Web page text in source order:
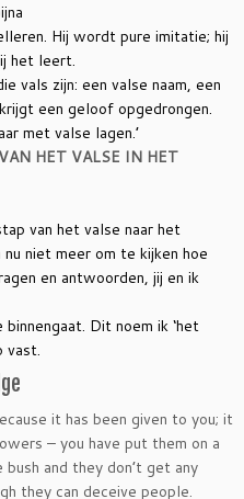
Hij wordt pure imitatie; hij
het leert.
vals zijn: een valse naam, een
een geloof opgedrongen.
met valse lagen.’
HET VALSE IN HET
van het valse naar het
niet meer om te kijken hoe
en antwoorden, jij en ik
Dit noem ik ‘het
vast.
it has been given to you; it
– you have put them on a
and they don’t get any
they can deceive people.